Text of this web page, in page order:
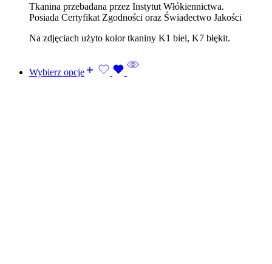
Tkanina przebadana przez Instytut Włókiennictwa.
Posiada Certyfikat Zgodności oraz Świadectwo Jakości
Na zdjęciach użyto kolor tkaniny K1 biel, K7 błękit.
Wybierz opcje